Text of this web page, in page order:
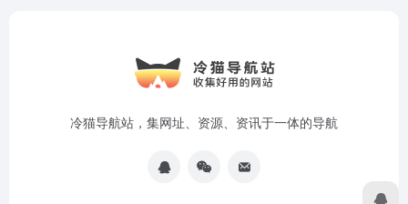
冷猫导航站，集网址、资源、资讯于一体的导航